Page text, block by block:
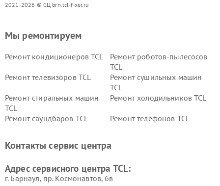
2021-2026 © СЦ brn.tcl-fixer.ru
Мы ремонтируем
Ремонт кондиционеров TCL
Ремонт роботов-пылесосов
TCL
Ремонт телевизоров TCL
Ремонт сушильных машин
TCL
Ремонт стиральных машин
TCL
Ремонт холодильников TCL
Ремонт саундбаров TCL Ремонт телефонов TCL
Контакты сервис центра
Адрес сервисного центра TCL:
г. Барнаул, ​пр. Космонавтов, 6в